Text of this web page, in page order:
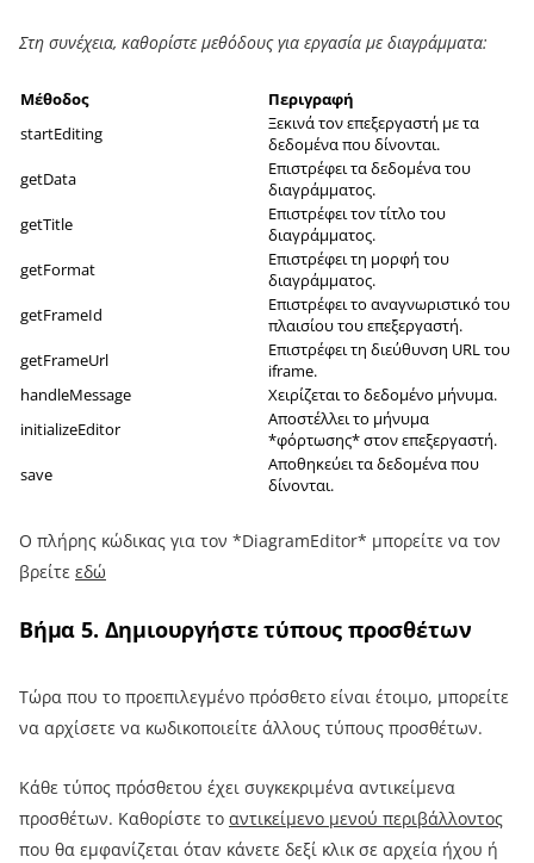
Στη συνέχεια, καθορίστε μεθόδους για εργασία με διαγράμματα:
Μέθοδος
Περιγραφή
startEditing
Ξεκινά τον επεξεργαστή με τα
δεδομένα που δίνονται.
getData
Επιστρέφει τα δεδομένα του
διαγράμματος.
getTitle
Επιστρέφει τον τίτλο του
διαγράμματος.
getFormat
Επιστρέφει τη μορφή του
διαγράμματος.
getFrameId
Επιστρέφει το αναγνωριστικό του
πλαισίου του επεξεργαστή.
getFrameUrl
Επιστρέφει τη διεύθυνση URL του
iframe.
handleMessage
Χειρίζεται το δεδομένο μήνυμα.
initializeEditor
Αποστέλλει το μήνυμα
*φόρτωσης* στον επεξεργαστή.
save
Αποθηκεύει τα δεδομένα που
δίνονται.
Ο πλήρης κώδικας για τον *DiagramEditor* μπορείτε να τον
βρείτε εδώ
Βήμα 5. Δημιουργήστε τύπους προσθέτων
Τώρα που το προεπιλεγμένο πρόσθετο είναι έτοιμο, μπορείτε
να αρχίσετε να κωδικοποιείτε άλλους τύπους προσθέτων.
Κάθε τύπος πρόσθετου έχει συγκεκριμένα αντικείμενα
προσθέτων. Καθορίστε το αντικείμενο μενού περιβάλλοντος
που θα εμφανίζεται όταν κάνετε δεξί κλικ σε αρχεία ήχου ή